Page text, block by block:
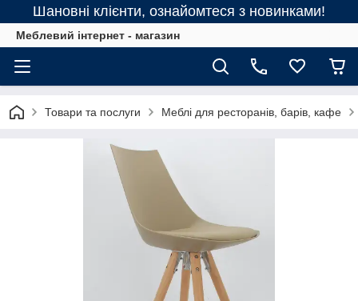
Шановні клієнти, ознайомтеся з новинками!
Меблевий інтернет - магазин
Товари та послуги Меблі для ресторанів, барів, кафе